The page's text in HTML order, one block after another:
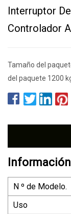
Interruptor
Controlador
Tamaño del
del paquete 1200
N º de Modelo.
Uso